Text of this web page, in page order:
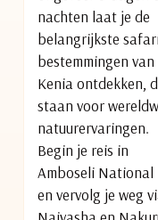
nachten laat je de
belangrijkste
bestemmingen van
Kenia ontdekken,
staan voor
natuurervaringen.
Begin je reis in
Amboseli National
en vervolg je weg